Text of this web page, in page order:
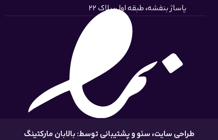
پاساژ بنفشه، طبقه اول، پلاک 22
طراحی سایت، سئو و پشتیبانی توسط: بالابان مارکتینگ